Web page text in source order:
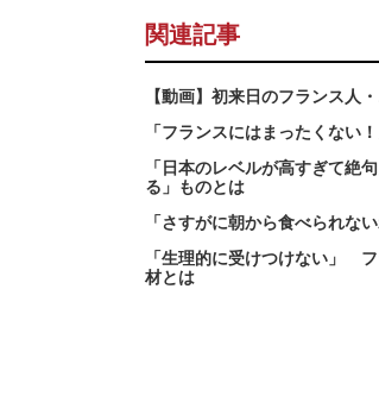
関連記事
【動画】初来日のフランス人
「フランスにはまったくな
「日本のレベルが高すぎて
る」ものとは
「さすがに朝から食べられ
「生理的に受けつけない」
材とは